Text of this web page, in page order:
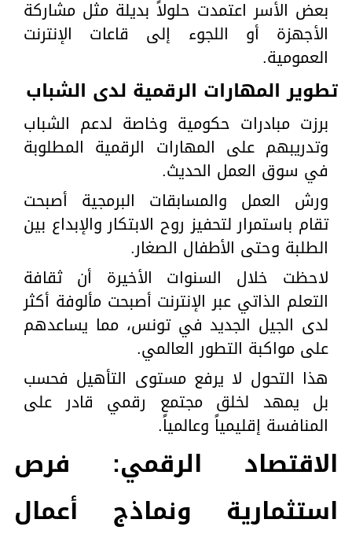
بعض الأسر اعتمدت حلولاً بديلة مثل مشاركة
الأجهزة أو اللجوء إلى قاعات الإنترنت
العمومية.
تطوير المهارات الرقمية لدى الشباب
برزت مبادرات حكومية وخاصة لدعم الشباب
وتدريبهم على المهارات الرقمية المطلوبة
في سوق العمل الحديث.
ورش العمل والمسابقات البرمجية أصبحت
تقام باستمرار لتحفيز روح الابتكار والإبداع بين
الطلبة وحتى الأطفال الصغار.
لاحظت خلال السنوات الأخيرة أن ثقافة
التعلم الذاتي عبر الإنترنت أصبحت مألوفة أكثر
لدى الجيل الجديد في تونس، مما يساعدهم
على مواكبة التطور العالمي.
هذا التحول لا يرفع مستوى التأهيل فحسب
بل يمهد لخلق مجتمع رقمي قادر على
المنافسة إقليمياً وعالمياً.
الاقتصاد الرقمي: فرص
استثمارية ونماذج أعمال